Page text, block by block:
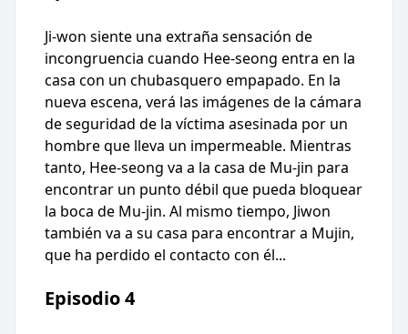
Ji-won siente una extraña sensación de
incongruencia cuando Hee-seong entra en la
casa con un chubasquero empapado. En la
nueva escena, verá las imágenes de la cámara
de seguridad de la víctima asesinada por un
hombre que lleva un impermeable. Mientras
tanto, Hee-seong va a la casa de Mu-jin para
encontrar un punto débil que pueda bloquear
la boca de Mu-jin. Al mismo tiempo, Jiwon
también va a su casa para encontrar a Mujin,
que ha perdido el contacto con él...
Episodio 4